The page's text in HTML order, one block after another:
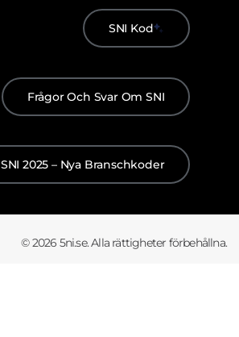
SNI Kod
Frågor Och Svar Om SNI
SNI 2025 – Nya Branschkoder
© 2026 5ni.se. Alla rättigheter förbehållna.